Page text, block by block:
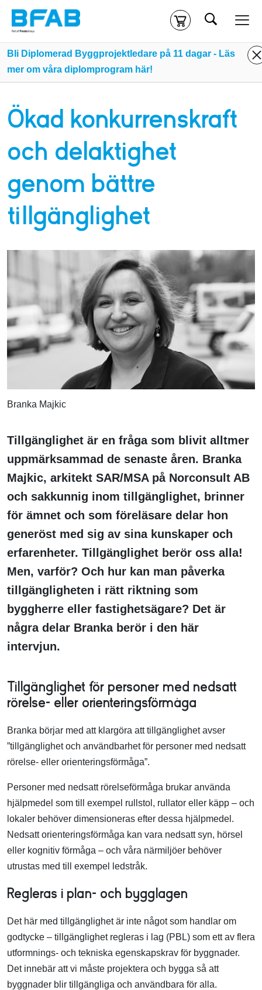
Kassa
skapa nytt konto
Klickahärför att komma till alla tillgängliga onlinekurser.
Sök
Bli Diplomerad Byggprojektledare på 11 dagar - Läs
mer om våra diplomprogram här!
Ökad konkurrenskraft
och delaktighet
genom bättre
tillgänglighet
Branka Majkic
Tillgänglighet är en fråga som blivit alltmer
uppmärksammad de senaste åren. Branka
Majkic, arkitekt SAR/MSA på Norconsult AB
och sakkunnig inom tillgänglighet, brinner
för ämnet och som föreläsare delar hon
generöst med sig av sina kunskaper och
erfarenheter. Tillgänglighet berör oss alla!
Men, varför? Och hur kan man påverka
tillgängligheten i rätt riktning som
byggherre eller fastighetsägare? Det är
några delar Branka berör i den här
intervjun.
Tillgänglighet för personer med nedsatt
rörelse- eller orienteringsförmåga
Branka börjar med att klargöra att tillgänglighet avser
”tillgänglighet och användbarhet för personer med nedsatt
rörelse- eller orienteringsförmåga”.
Personer med nedsatt rörelseförmåga brukar använda
hjälpmedel som till exempel rullstol, rullator eller käpp – och
lokaler behöver dimensioneras efter dessa hjälpmedel.
Nedsatt orienteringsförmåga kan vara nedsatt syn, hörsel
eller kognitiv förmåga – och våra närmiljöer behöver
utrustas med till exempel ledstråk.
Regleras i plan- och bygglagen
Det här med tillgänglighet är inte något som handlar om
godtycke – tillgänglighet regleras i lag (PBL) som ett av flera
utformnings- och tekniska egenskapskrav för byggnader.
Det innebär att vi måste projektera och bygga så att
byggnader blir tillgängliga och användbara för alla.